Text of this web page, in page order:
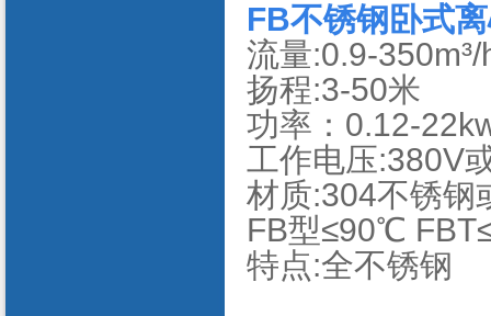
FB不锈钢卧式
流量:0.9-350m³/
扬程:3-50米
功率：0.12-
工作电压:380V
材质:304不锈钢
FB型≤90℃
特点:全不锈钢